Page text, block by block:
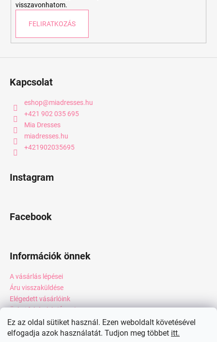
Ez az oldal sütiket használ. Ezen weboldalt követésével
elfogadja azok használatát. Tudjon meg többet itt.
visszavonhatom.
FELIRATKOZÁS
Kapcsolat
eshop@miadresses.hu
+421 902 035 695
Mia Dresses
miadresses.hu
+421902035695
Instagram
Facebook
Információk önnek
A vásárlás lépései
Áru visszaküldése
Elégedett vásárlóink
Üzleti feltételek (ÁSZF)
Adatkezelési tájékoztató
Webáruház értékelése